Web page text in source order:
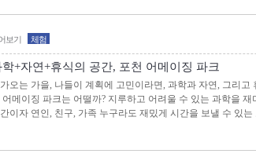
보기 체험
학+자연+휴식의 공간, 포천 어메이징 파크
오는 가을, 나들이 계획에 고민이라면, 과학과 자연, 그리고
어메이징 파크는 어떨까? 지루하고 어려울 수 있는 과학을
이자 연인, 친구, 가족 누구라도 재밌게 시간을 보낼 수 있